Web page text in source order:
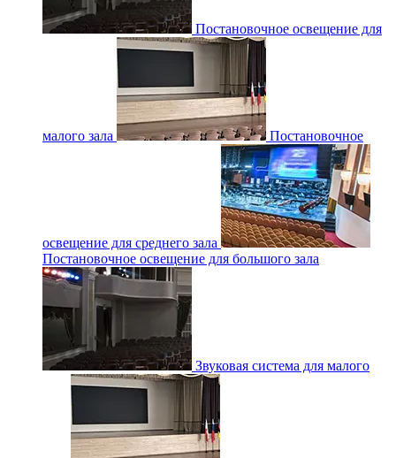
Постановочное освещение для
малого зала Постановочное
освещение для среднего зала
Постановочное освещение для большого зала
Звуковая система для малого